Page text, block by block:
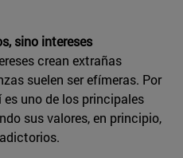
sino intereses
crean extrañas
suelen ser efímeras. Por
uno de los principales
sus valores, en principio,